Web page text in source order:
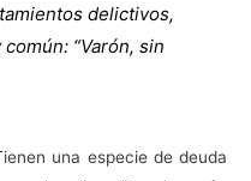
delictivos,
“Varón, sin
una especie de deuda